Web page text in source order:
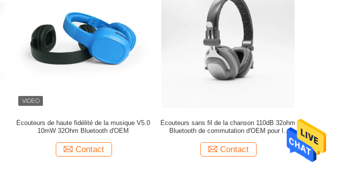
Écouteurs de haute fidélité de la musique V5.0
10mW 32Ohm Bluetooth d'OEM
Contact
Écouteurs sans fil de la chanson 110dB 32ohm
Bluetooth de commutation d'OEM pour la
Contact